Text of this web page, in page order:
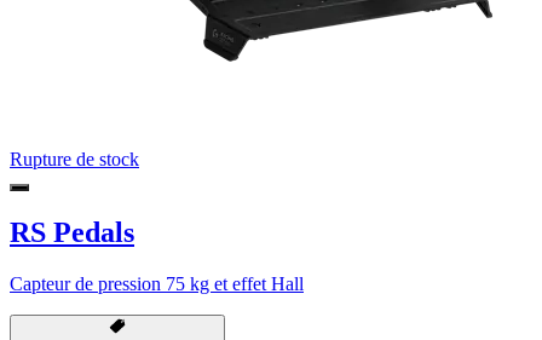
Rupture de stock
RS Pedals
Capteur de pression 75 kg et effet Hall